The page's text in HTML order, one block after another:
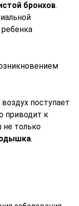
бронхов.
поступает
приводит к
только
.